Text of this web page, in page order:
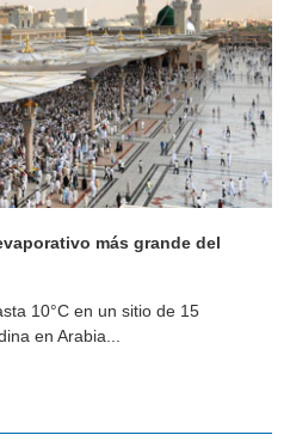
más grande del
10°C en un sitio de 15
en Arabia...